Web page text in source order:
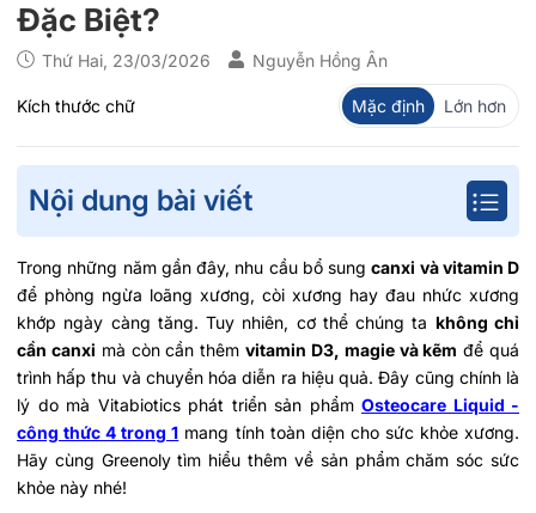
Đặc Biệt?
Thứ Hai, 23/03/2026 Nguyễn Hồng Ân
Kích thước chữ Mặc định Lớn hơn
Nội dung bài viết
Trong những năm gần đây, nhu cầu bổ sungcanxi và vitamin D
để phòng ngừa loãng xương, còi xương hay đau nhức xương
khớp ngày càng tăng. Tuy nhiên, cơ thể chúng ta không chỉ
cần canxi mà còn cần thêmvitamin D3, magie và kẽm để quá
trình hấp thu và chuyển hóa diễn ra hiệu quả. Đây cũng chính là
lý do mà Vitabiotics phát triển sản phẩm Osteocare Liquid -
công thức 4 trong 1 mang tính toàn diện cho sức khỏe xương.
Hãy cùng Greenoly tìm hiểu thêm về sản phẩm chăm sóc sức
khỏe này nhé!